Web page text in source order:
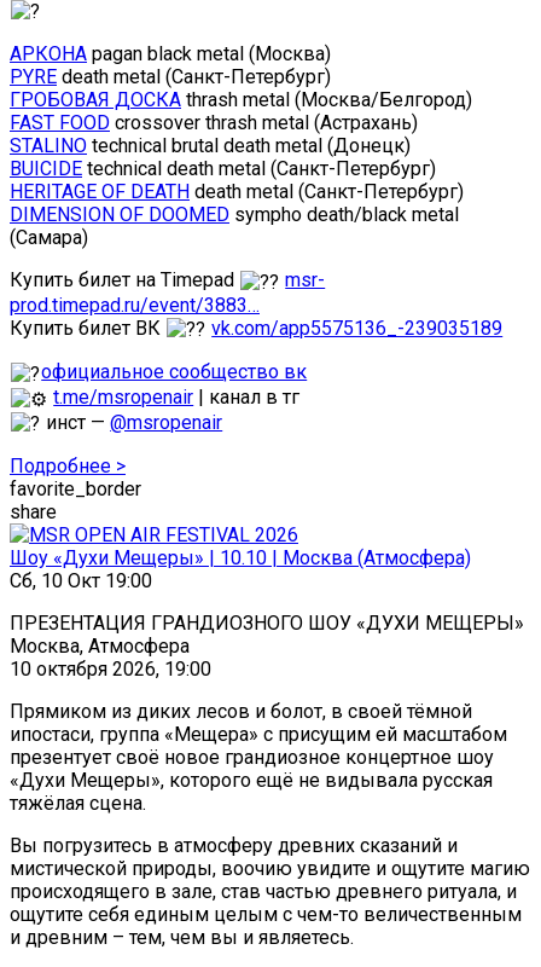
АРКОНА pagan black metal (Москва)
PYRE death metal (Санкт-Петербург)
ГРОБОВАЯ ДОСКА thrash metal (Москва/Белгород)
FAST FOOD crossover thrash metal (Астрахань)
STALINO technical brutal death metal (Донецк)
BUICIDE technical death metal (Санкт-Петербург)
HERITAGE OF DEATH death metal (Санкт-Петербург)
DIMENSION OF DOOMED sympho death/black metal
(Самара)
Купить билет на Timepad
msr-
prod.timepad.ru/event/3883…
Купить билет ВК
vk.com/app5575136_-239035189
официальное сообщество вк
t.me/msropenair | канал в тг
инст —@msropenair
Подробнее >
favorite_border
share
Шоу «Духи Мещеры» | 10.10 | Москва (Атмосфера)
Сб, 10 Окт 19:00
ПРЕЗЕНТАЦИЯ ГРАНДИОЗНОГО ШОУ «ДУХИ МЕЩЕРЫ»
Москва, Атмосфера
10 октября 2026, 19:00
Прямиком из диких лесов и болот, в своей тёмной
ипостаси, группа «Мещера» с присущим ей масштабом
презентует своё новое грандиозное концертное шоу
«Духи Мещеры», которого ещё не видывала русская
тяжёлая сцена.
Вы погрузитесь в атмосферу древних сказаний и
мистической природы, воочию увидите и ощутите магию
происходящего в зале, став частью древнего ритуала, и
ощутите себя единым целым с чем-то величественным
и древним – тем, чем вы и являетесь.